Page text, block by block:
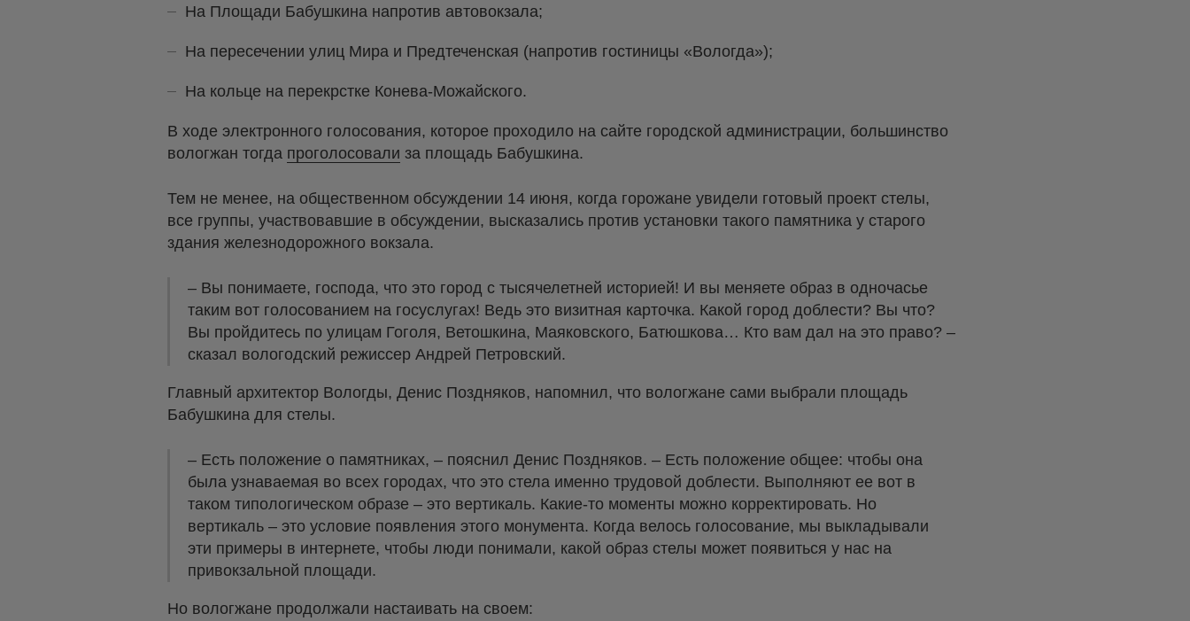
На Площади Бабушкина напротив автовокзала;
На пересечении улиц Мира и Предтеченская (напротив гостиницы «Вологда»);
На кольце на перекрстке Конева-Можайского.
В ходе электронного голосования, которое проходило на сайте городской администрации, большинство
вологжан тогда проголосовали за площадь Бабушкина.
Тем не менее, на общественном обсуждении 14 июня, когда горожане увидели готовый проект стелы,
все группы, участвовавшие в обсуждении, высказались против установки такого памятника у старого
здания железнодорожного вокзала.
– Вы понимаете, господа, что это город с тысячелетней историей! И вы меняете образ в одночасье
таким вот голосованием на госуслугах! Ведь это визитная карточка. Какой город доблести? Вы что?
Вы пройдитесь по улицам Гоголя, Ветошкина, Маяковского, Батюшкова… Кто вам дал на это право? –
сказал вологодский режиссер Андрей Петровский.
Главный архитектор Вологды, Денис Поздняков, напомнил, что вологжане сами выбрали площадь
Бабушкина для стелы.
– Есть положение о памятниках, – пояснил Денис Поздняков. – Есть положение общее: чтобы она
была узнаваемая во всех городах, что это стела именно трудовой доблести. Выполняют ее вот в
таком типологическом образе – это вертикаль. Какие-то моменты можно корректировать. Но
вертикаль – это условие появления этого монумента. Когда велось голосование, мы выкладывали
эти примеры в интернете, чтобы люди понимали, какой образ стелы может появиться у нас на
привокзальной площади.
Но вологжане продолжали настаивать на своем: